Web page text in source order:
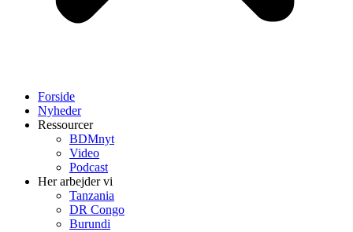
Forside
Nyheder
Ressourcer
BDMnyt
Video
Podcast
Her arbejder vi
Tanzania
DR Congo
Burundi